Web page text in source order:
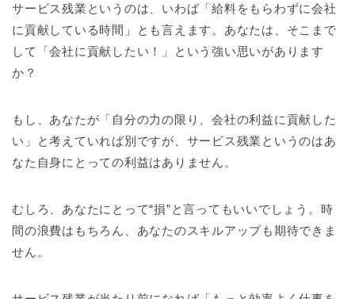
サービス残業というのは、いわば「給料をもらわずに会社
に貢献している時間」とも言えます。あなたは、そこまで
して「会社に貢献したい！」という強い思いがあります
か？
もし、あなたが「自分の力の限り、会社の利益に貢献した
い」と考えていれば別ですが、サービス残業というのはあ
なた自身にとっての利益はありません。
むしろ、あなたにとって“損”と言ってもいいでしょう。時
間の浪費はもちろん、あなたのスキルアップも期待できま
せん。